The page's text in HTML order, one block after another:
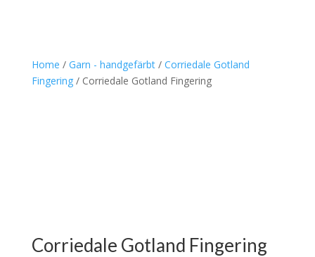
Home / Garn - handgefärbt/ Corriedale Gotland
Fingering/ Corriedale Gotland Fingering
Corriedale Gotland Fingering